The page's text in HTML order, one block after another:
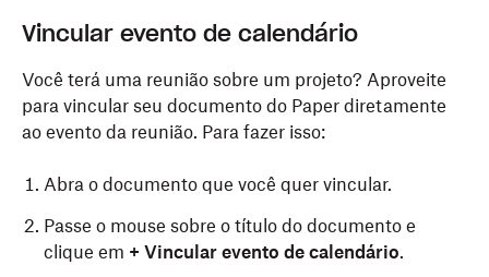
Vincular evento de calendário
Você terá uma reunião sobre um projeto? Aproveite
para vincular seu documento do Paper diretamente
ao evento da reunião. Para fazer isso:
Abra o documento que você quer vincular.
Passe o mouse sobre o título do documento e
clique em + Vincular evento de calendário.